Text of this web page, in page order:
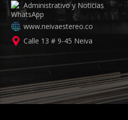
Administrativo y Noticias
www.neivaestereo.co
Calle 13 # 9-45 Neiva